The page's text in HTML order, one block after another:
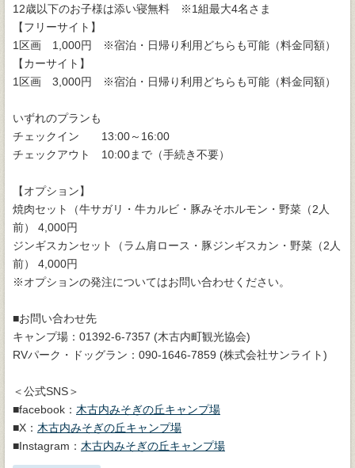
12歳以下のお子様は添い寝無料 ※1組最大4名さま
【フリーサイト】
1区画 1,000円 ※宿泊・日帰り利用どちらも可能（料金同額）
【カーサイト】
1区画 3,000円 ※宿泊・日帰り利用どちらも可能（料金同額）
いずれのプランも
チェックイン 13:00～16:00
チェックアウト 10:00まで（手続き不要）
【オプション】
焼肉セット（牛サガリ・牛カルビ・豚みそホルモン・野菜（2人
前） 4,000円
ジンギスカンセット（ラム肩ロース・豚ジンギスカン・野菜（2人
前） 4,000円
※オプションの発注についてはお問い合わせください。
■お問い合わせ先
キャンプ場：01392-6-7357 (木古内町観光協会)
RVパーク・ドッグラン：090-1646-7859 (株式会社サンライト)
＜公式SNS＞
■facebook： 木古内みそぎの丘キャンプ場
■X： 木古内みそぎの丘キャンプ場
■Instagram： 木古内みそぎの丘キャンプ場